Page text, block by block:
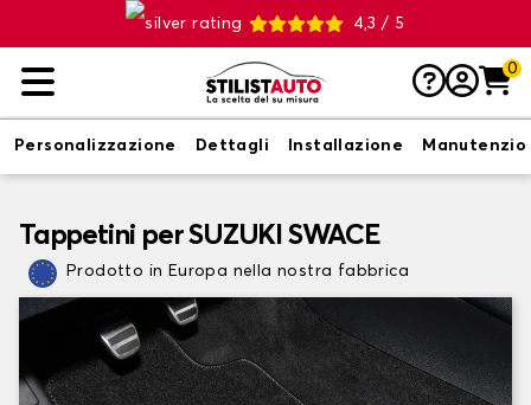
4,3 / 5
0
Personalizzazione Dettagli Installazione
Tappetini per SUZUKI SWACE
Prodotto in Europa nella nostra fabbrica